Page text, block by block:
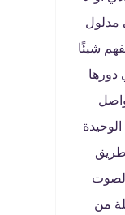
مدلول
شيئًا
دورها
طريق
من